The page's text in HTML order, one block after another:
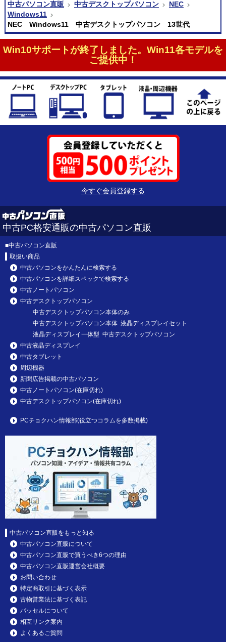
中古パソコン直販
中古デスクトップパソコン
NEC
Windows11
NEC Windows11 中古デスクトップパソコン 13世代
Win10サポートが終了しました。Win11各モデルを
ご提供中！
今すぐ会員登録する
中古PC格安通販の中古パソコン直販
■中古パソコン直販
取扱い商品
中古パソコンをかんたんに検索する
中古パソコンを詳細スペックで検索する
中古ノートパソコン
中古デスクトップパソコン
中古デスクトップパソコン本体のみ
中古デスクトップパソコン本体 液晶ディスプレイセット
液晶ディスプレイ一体型 中古デスクトップパソコン
中古液晶ディスプレイ
中古タブレット
周辺機器
新聞広告掲載の中古パソコン
中古ノートパソコン(在庫切れ)
中古デスクトップパソコン(在庫切れ)
PCチョクハン情報部(役立つコラムを多数掲載)
中古パソコン直販をもっと知る
中古パソコン直販について
中古パソコン直販で買うべき6つの理由
中古パソコン直販運営会社概要
お問い合わせ
特定商取引に基づく表示
古物営業法に基づく表記
パッセルについて
相互リンク案内
よくあるご質問